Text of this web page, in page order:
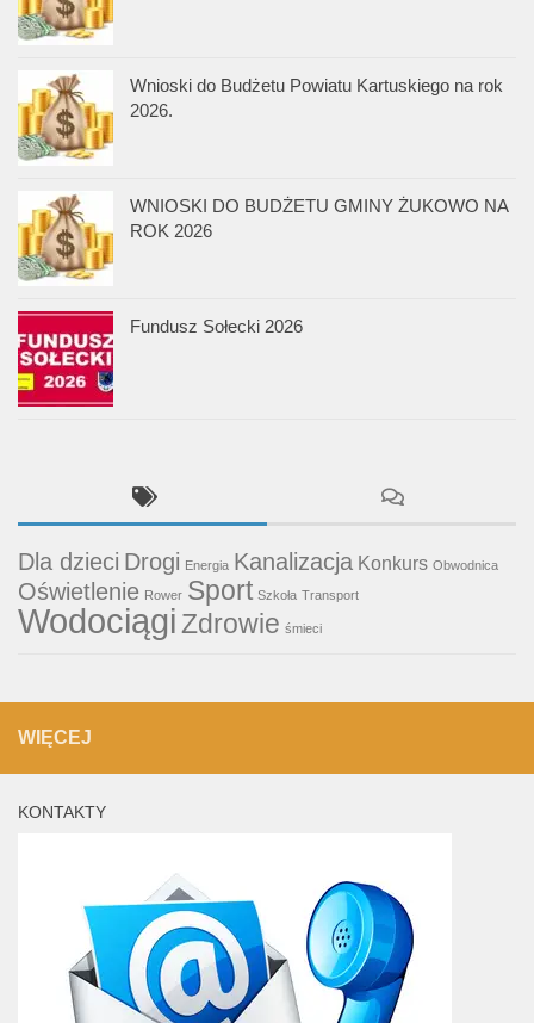
Wnioski do Budżetu Powiatu Kartuskiego na rok
2026.
WNIOSKI DO BUDŻETU GMINY ŻUKOWO NA
ROK 2026
Fundusz Sołecki 2026
Dla dzieci Drogi Energia Kanalizacja Konkurs Obwodnica
Oświetlenie Rower Sport Szkoła Transport
WodociągiZdrowie śmieci
WIĘCEJ
KONTAKTY